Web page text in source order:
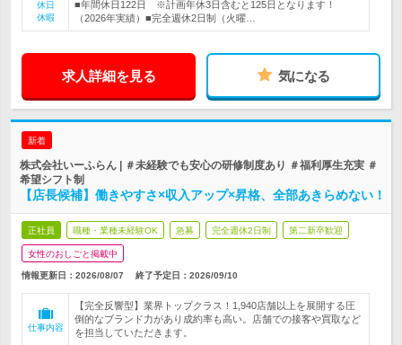
休日
休暇
■年間休日122日 ※計画年休3日含むと125日となります！
（2026年実績）■完全週休2日制（火曜…
求人詳細を見る 気になる
新着
株式会社いーふらん | ＃未経験でも安心の研修制度あり ＃福利厚生充実 ＃
希望シフト制
【店長候補】働きやすさ×収入アップ×昇格、全部あきらめない！
正社員 職種・業種未経験OK 急募 完全週休2日制 第二新卒歓迎
女性のおしごと掲載中
情報更新日：2026/08/07 終了予定日： 2026/09/10
仕事内容
【完全反響型】業界トップクラス！1,940店舗以上を展開する圧
倒的なブランド力があり成約率も高い。店舗での接客や買取など
を担当していただきます。